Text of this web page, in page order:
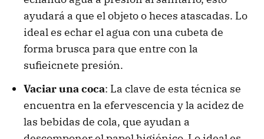
ayudará a que el objeto o heces atascadas. Lo
ideal es echar el agua con una cubeta de
forma brusca para que entre con la
sufieicnete presión.
Vaciar una coca: La clave de esta técnica se
encuentra en la efervescencia y la acidez de
las bebidas de cola, que ayudan a